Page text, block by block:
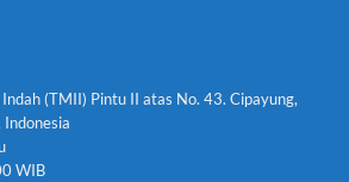
(TMII) Pintu II atas No. 43. Cipayung,
WIB